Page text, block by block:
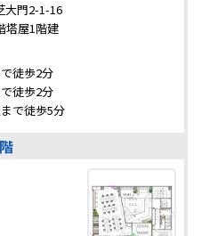
大門2-1-16
塔屋1階建
徒歩2分
徒歩2分
で徒歩5分